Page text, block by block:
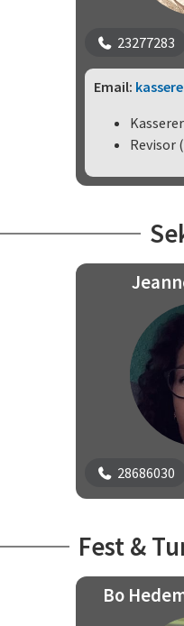
23277283
Email:
Revisor
28686030
Fest &
Bo